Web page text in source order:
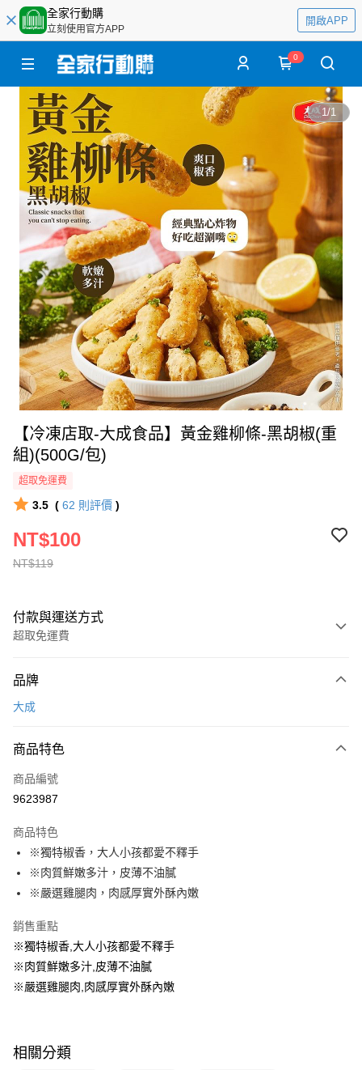
全家行動購
立刻使用官方APP
開啟APP
0
1/1
【冷凍店取-大成食品】黃金雞柳條-黑胡椒(重
組)(500G/包)
超取免運費
3.5 ( 62 則評價 )
NT$119
NT$100
付款與運送方式
超取免運費
全家線上支付
運送方式
冷凍-全家取貨付款
冷凍-付款後全家取貨
免運費
品牌
大成
商品特色
商品編號
9623987
商品特色
※獨特椒香，大人小孩都愛不釋手
※肉質鮮嫩多汁，皮薄不油膩
※嚴選雞腿肉，肉感厚實外酥內嫩
銷售重點
※獨特椒香,大人小孩都愛不釋手
※肉質鮮嫩多汁,皮薄不油膩
※嚴選雞腿肉,肉感厚實外酥內嫩
相關分類